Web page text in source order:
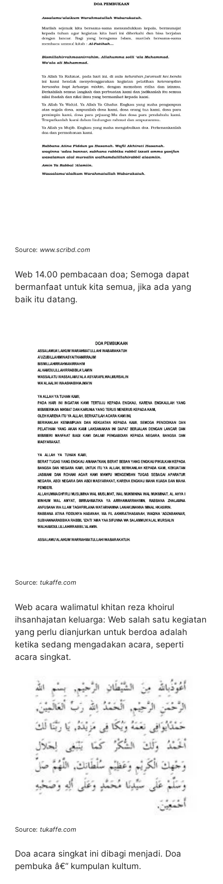
Source: www.scribd.com
Web 14.00 pembacaan doa; Semoga dapat
bermanfaat untuk kita semua, jika ada yang
baik itu datang.
Source: tukaffe.com
Web acara walimatul khitan reza khoirul
ihsanhajatan keluarga: Web salah satu kegiatan
yang perlu dianjurkan untuk berdoa adalah
ketika sedang mengadakan acara, seperti
acara singkat.
Source: tukaffe.com
Doa acara singkat ini dibagi menjadi. Doa
pembuka â€“ kumpulan kultum.